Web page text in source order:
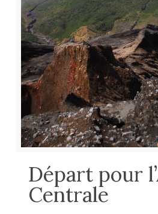
Départ pour
Centrale